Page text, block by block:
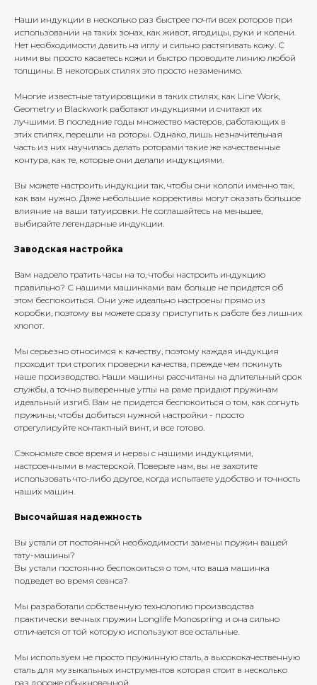
Наши индукции в несколько раз быстрее почти всех роторов при
использовании на таких зонах, как живот, ягодицы, руки и колени.
Нет необходимости давить на иглу и сильно растягивать кожу. С
ними вы просто касаетесь кожи и быстро проводите линию любой
толщины. В некоторых стилях это просто незаменимо.
Многие известные татуировщики в таких стилях, как Line Work,
Geometry и Blackwork работают индукциями и считают их
лучшими. В последние годы множество мастеров, работающих в
этих стилях, перешли на роторы. Однако, лишь незначительная
часть из них научилась делать роторами такие же качественные
контура, как те, которые они делали индукциями.
Вы можете настроить индукции так, чтобы они кололи именно так,
как вам нужно. Даже небольшие коррективы могут оказать большое
влияние на ваши татуировки. Не соглашайтесь на меньшее,
выбирайте легендарные индукции.
Заводская настройка
Вам надоело тратить часы на то, чтобы настроить индукцию
правильно? С нашими машинками вам больше не придется об
этом беспокоиться. Они уже идеально настроены прямо из
коробки, поэтому вы можете сразу приступить к работе без лишних
хлопот.
Мы серьезно относимся к качеству, поэтому каждая индукция
проходит три строгих проверки качества, прежде чем покинуть
наше производство. Наши машины рассчитаны на длительный срок
службы, а точно выверенные углы на раме придают пружинам
идеальный изгиб. Вам не придется беспокоиться о том, как согнуть
пружины, чтобы добиться нужной настройки - просто
отрегулируйте контактный винт, и все готово.
Сэкономьте свое время и нервы с нашими индукциями,
настроенными в мастерской. Поверьте нам, вы не захотите
использовать что-либо другое, когда испытаете удобство и точность
наших машин.
Высочайшая надежность
Вы устали от постоянной необходимости замены пружин вашей
тату-машины?
Вы устали постоянно беспокоиться о том, что ваша машинка
подведет во время сеанса?
Мы разработали собственную технологию производства
практически вечных пружин Longlife Monospring и она сильно
отличается от той которую используют все остальные.
Мы используем не просто пружинную сталь, а высококачественную
сталь для музыкальных инструментов которая стоит в несколько
раз дороже обыкновенной.